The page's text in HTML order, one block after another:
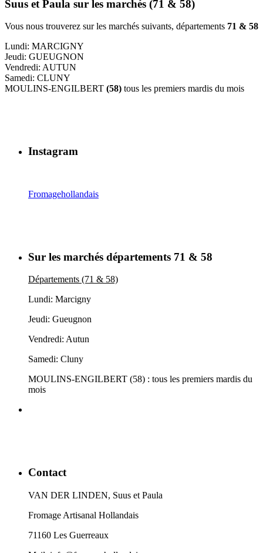
Suus et Paula sur les marchés (71 & 58)
Vous nous trouverez sur les marchés suivants, départements 71 & 58
Lundi: MARCIGNY
Jeudi: GUEUGNON
Vendredi: AUTUN
Samedi: CLUNY
MOULINS-ENGILBERT (58) tous les premiers mardis du mois
Instagram
Fromagehollandais
Sur les marchés départements 71 & 58
Départements (71 & 58)
Lundi: Marcigny
Jeudi: Gueugnon
Vendredi: Autun
Samedi: Cluny
MOULINS-ENGILBERT (58) : tous les premiers mardis du
mois
Contact
VAN DER LINDEN, Suus et Paula
Fromage Artisanal Hollandais
71160 Les Guerreaux